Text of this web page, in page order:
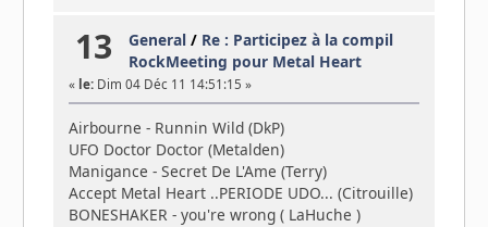
13 General / Re : Participez à la compil
RockMeeting pour Metal Heart
« le:Dim 04 Déc 11 14:51:15 »
Airbourne - Runnin Wild (DkP)
UFO Doctor Doctor (Metalden)
Manigance - Secret De L'Ame (Terry)
Accept Metal Heart ..PERIODE UDO... (Citrouille)
BONESHAKER - you're wrong ( LaHuche )